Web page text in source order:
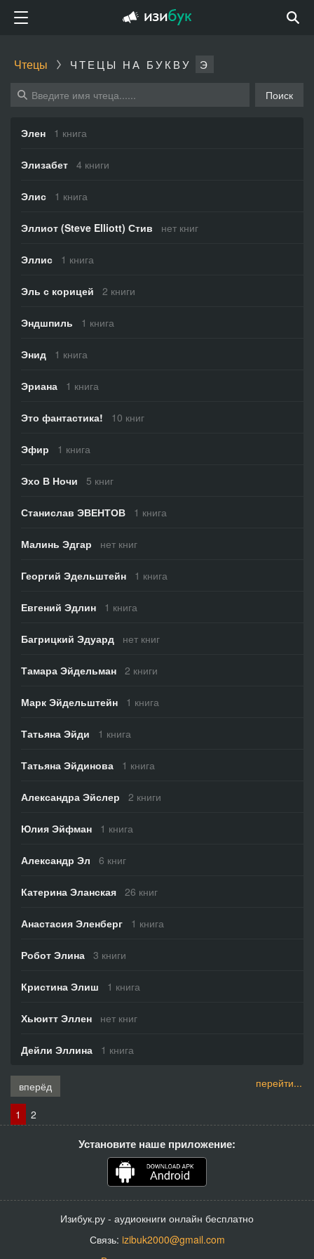
Чтецы ЧТЕЦЫ НА БУКВУ Э
Поиск
Элен 1 книга
Элизабет 4 книги
Элис 1 книга
Эллиот (Steve Elliott) Стив нет книг
Эллис 1 книга
Эль с корицей 2 книги
Эндшпиль 1 книга
Энид 1 книга
Эриана 1 книга
Это фантастика! 10 книг
Эфир 1 книга
Эхо В Ночи 5 книг
Станислав ЭВЕНТОВ 1 книга
Малинь Эдгар нет книг
Георгий Эдельштейн 1 книга
Евгений Эдлин 1 книга
Багрицкий Эдуард нет книг
Тамара Эйдельман 2 книги
Марк Эйдельштейн 1 книга
Татьяна Эйди 1 книга
Татьяна Эйдинова 1 книга
Александра Эйслер 2 книги
Юлия Эйфман 1 книга
Александр Эл 6 книг
Катерина Эланская 26 книг
Анастасия Эленберг 1 книга
Робот Элина 3 книги
Кристина Элиш 1 книга
Хьюитт Эллен нет книг
Дейли Эллина 1 книга
перейти...
вперёд
1
2
Установите наше приложение:
Изибук.ру - аудиокниги онлайн бесплатно
Связь: izibuk2000@gmail.com